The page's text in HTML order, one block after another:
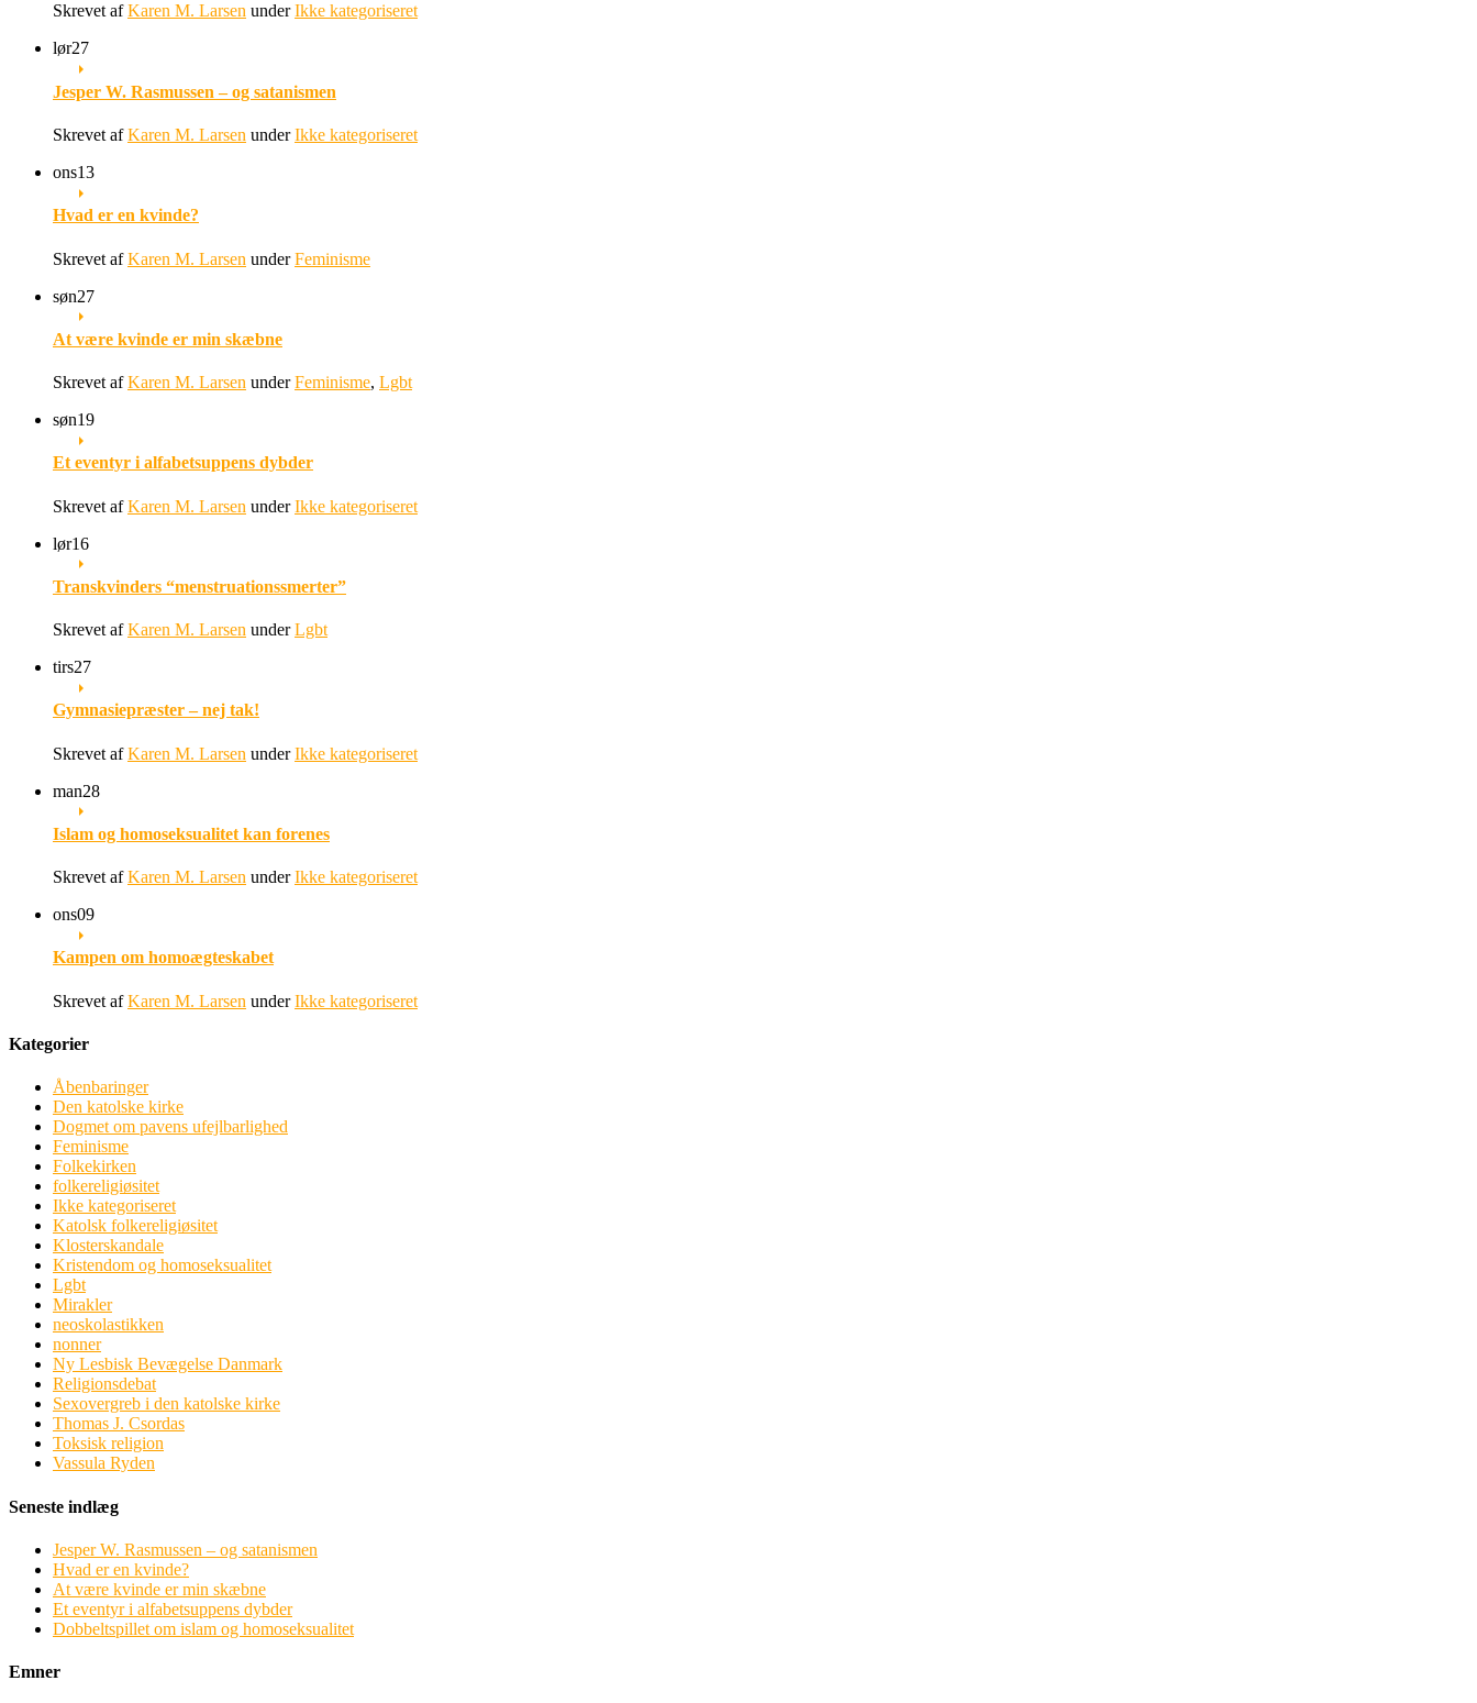
Skrevet afKaren M. Larsen underIkke kategoriseret
lør27
Jesper W. Rasmussen – og satanismen
Skrevet afKaren M. Larsen underIkke kategoriseret
ons13
Hvad er en kvinde?
Skrevet afKaren M. Larsen underFeminisme
søn27
At være kvinde er min skæbne
Skrevet afKaren M. Larsen underFeminisme, Lgbt
søn19
Et eventyr i alfabetsuppens dybder
Skrevet afKaren M. Larsen underIkke kategoriseret
lør16
Transkvinders “menstruationssmerter”
Skrevet afKaren M. Larsen underLgbt
tirs27
Gymnasiepræster – nej tak!
Skrevet afKaren M. Larsen underIkke kategoriseret
man28
Islam og homoseksualitet kan forenes
Skrevet afKaren M. Larsen underIkke kategoriseret
ons09
Kampen om homoægteskabet
Skrevet afKaren M. Larsen underIkke kategoriseret
Kategorier
Åbenbaringer
Den katolske kirke
Dogmet om pavens ufejlbarlighed
Feminisme
Folkekirken
folkereligiøsitet
Ikke kategoriseret
Katolsk folkereligiøsitet
Klosterskandale
Kristendom og homoseksualitet
Lgbt
Mirakler
neoskolastikken
nonner
Ny Lesbisk Bevægelse Danmark
Religionsdebat
Sexovergreb i den katolske kirke
Thomas J. Csordas
Toksisk religion
Vassula Ryden
Seneste indlæg
Jesper W. Rasmussen – og satanismen
Hvad er en kvinde?
At være kvinde er min skæbne
Et eventyr i alfabetsuppens dybder
Dobbeltspillet om islam og homoseksualitet
Emner